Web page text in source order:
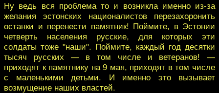
Ну ведь вся проблема то и возникла именно из-за
желания эстонских националистов перезахоронить
останки и перенести памятник! Поймите, в Эстонии
четверть населения русские, для которых эти
солдаты тоже "наши". Поймите, каждый год десятки
тысяч русских — в том числе и ветеранов! —
приходят к памятнику на 9 мая, приходят в том числе
с маленькими детьми. И именно это вызывает
возмущение наших властей.